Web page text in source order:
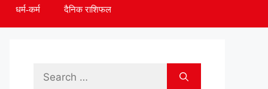
धर्म-कर्म दैनिक राशिफल
Search